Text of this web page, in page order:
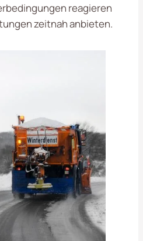
reagieren
zeitnah anbieten.